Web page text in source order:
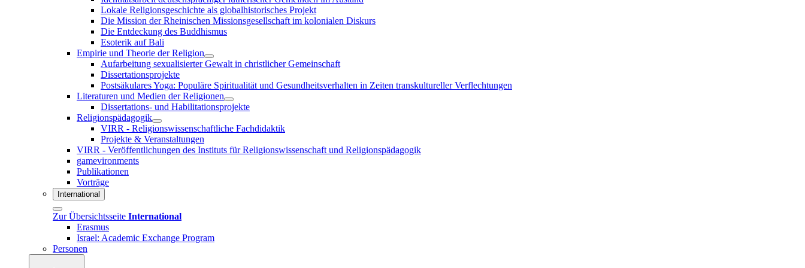
Lokale Religionsgeschichte als globalhistorisches Projekt
Die Mission der Rheinischen Missionsgesellschaft im kolonialen Diskurs
Die Entdeckung des Buddhismus
Esoterik auf Bali
Empirie und Theorie der Religion
Aufarbeitung sexualisierter Gewalt in christlicher Gemeinschaft
Dissertationsprojekte
Postsäkulares Yoga: Populäre Spiritualität und Gesundheitsverhalten in Zeiten transkultureller Verflechtungen
Literaturen und Medien der Religionen
Dissertations- und Habilitationsprojekte
Religionspädagogik
VIRR - Religionswissenschaftliche Fachdidaktik
Projekte & Veranstaltungen
VIRR - Veröffentlichungen des Instituts für Religionswissenschaft und Religionspädagogik
gamevironments
Publikationen
Vorträge
International
Zur Übersichtsseite International
Erasmus
Israel: Academic Exchange Program
Personen